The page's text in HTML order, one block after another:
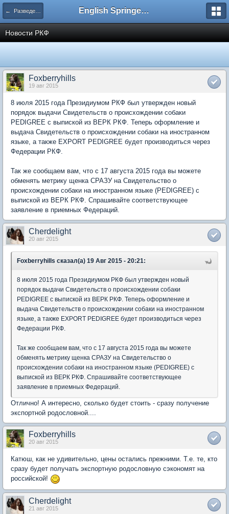
← Разведение English Springer Spaniel Club
Новости РКФ
Foxberryhills
19 авг 2015
8 июля 2015 года Президиумом РКФ был утвержден новый
порядок выдачи Свидетельств о происхождении собаки
PEDIGREE с выпиской из ВЕРК РКФ. Теперь оформление и
выдача Свидетельств о происхождении собаки на иностранном
языке, а также EXPORT PEDIGREE будет производиться через
Федерации РКФ.
Так же сообщаем вам, что с 17 августа 2015 года вы можете
обменять метрику щенка СРАЗУ на Свидетельство о
происхождении собаки на иностранном языке (PEDIGREE) с
выпиской из ВЕРК РКФ. Спрашивайте соответствующее
заявление в приемных Федераций.
Cherdelight
20 авг 2015
Foxberryhills сказал(а) 19 Авг 2015 - 20:21:
8 июля 2015 года Президиумом РКФ был утвержден новый
порядок выдачи Свидетельств о происхождении собаки
PEDIGREE с выпиской из ВЕРК РКФ. Теперь оформление и
выдача Свидетельств о происхождении собаки на иностранном
языке, а также EXPORT PEDIGREE будет производиться через
Федерации РКФ.
Так же сообщаем вам, что с 17 августа 2015 года вы можете
обменять метрику щенка СРАЗУ на Свидетельство о
происхождении собаки на иностранном языке (PEDIGREE) с
выпиской из ВЕРК РКФ. Спрашивайте соответствующее
заявление в приемных Федераций.
Отлично! А интересно, сколько будет стоить - сразу получение
экспортной родословной....
Foxberryhills
20 авг 2015
Катюш, как не удивительно, цены остались прежними. Т.е. те, кто
сразу будет получать экспортную родословную сэкономят на
российской!
Cherdelight
21 авг 2015